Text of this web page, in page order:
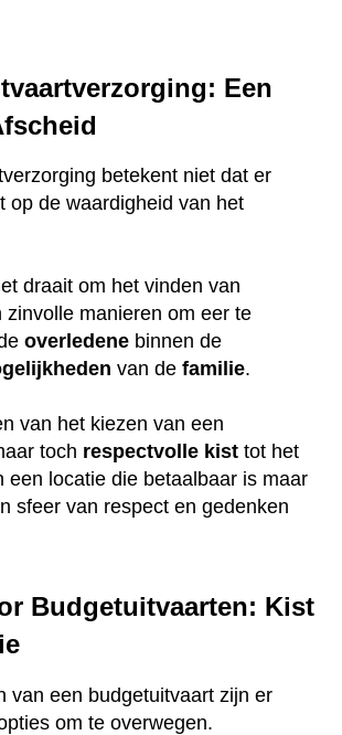
Een
betekent niet dat er
op de waardigheid van het
draait om het vinden van
zinvolle manieren om eer te
overledene binnen de
van de familie.
van het kiezen van een
toch respectvolle kist tot het
een locatie die betaalbaar is maar
sfeer van respect en gedenken
Budgetuitvaarten: Kist
van een budgetuitvaart zijn er
om te overwegen.